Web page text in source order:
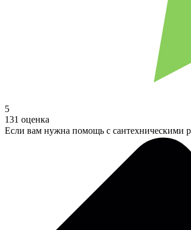
5
131 оценка
Если вам нужна помощь с сантехническими